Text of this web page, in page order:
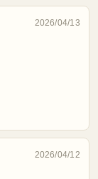
2026/04/13
2026/04/12